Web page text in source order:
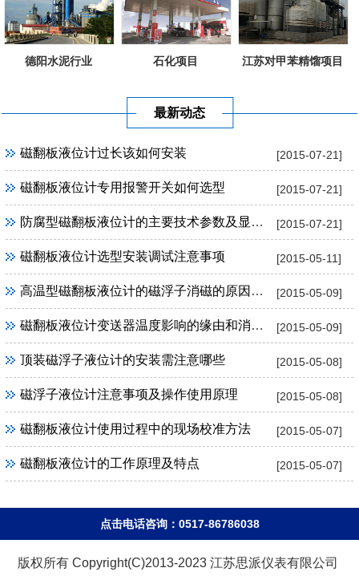
德阳水泥行业 石化项目 江苏对甲苯精馏项目
最新动态
[2015-07-21]
磁翻板液位计过长该如何安装
[2015-07-21]
磁翻板液位计专用报警开关如何选型
[2015-07-21]
防腐型磁翻板液位计的主要技术参数及显著特点
[2015-05-11]
磁翻板液位计选型安装调试注意事项
[2015-05-09]
高温型磁翻板液位计的磁浮子消磁的原因及解决
[2015-05-09]
磁翻板液位计变送器温度影响的缘由和消除办法
[2015-05-08]
顶装磁浮子液位计的安装需注意哪些
[2015-05-08]
磁浮子液位计注意事项及操作使用原理
[2015-05-07]
磁翻板液位计使用过程中的现场校准方法
[2015-05-07]
磁翻板液位计的工作原理及特点
点击电话咨询：0517-86786038
版权所有 Copyright(C)2013-2023 江苏思派仪表有限公司